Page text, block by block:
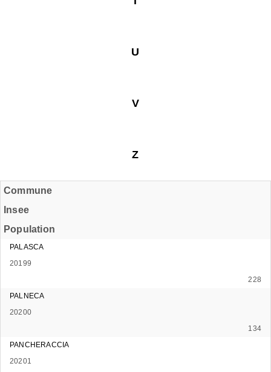
U
V
Z
Commune
Insee
Population
PALASCA
20199
228
PALNECA
20200
134
PANCHERACCIA
20201